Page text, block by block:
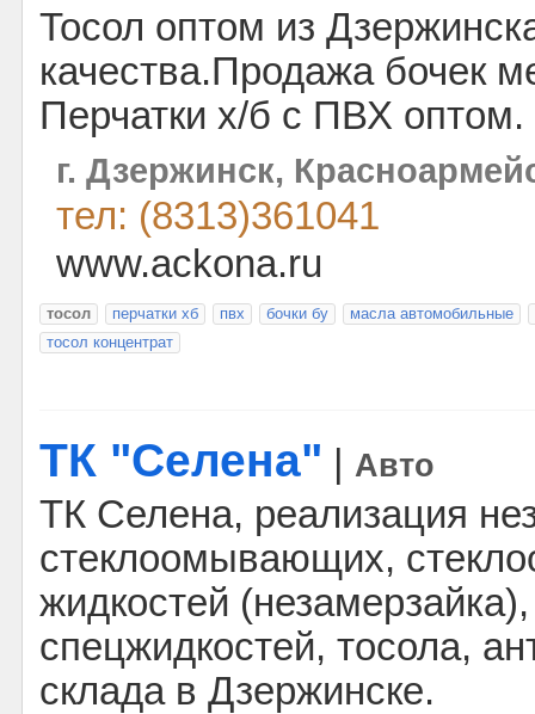
Тосол оптом из
качества.Продажа бочек
Перчатки х/б с ПВХ оптом.
г. Дзержинск,
тел: (8313)361041
www.ackona.ru
тосол перчатки хб пвх бочки бу
масла автомобильные
тосол концентрат
ТК "Селена" Авто
ТК Селена, реализация
стеклоомывающих,
жидкостей
спецжидкостей, тосола,
склада в Дзержинске.